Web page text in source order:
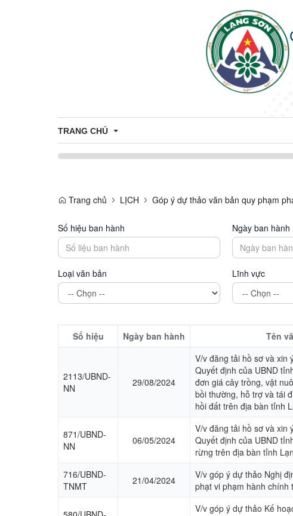
TRANG CHỦ
Thông tin chung
Trang chủ LỊCH Góp ý dự thảo văn bản quy phạm
Số hiệu ban hành Ngày ban hành
Loại văn bản
Lĩnh vực
Số hiệu Ngày ban hành Tên
2113/UBND-
NN
29/08/2024
V/v đăng tải hồ sơ và xin
Quyết định của UBND
đơn giá cây trồng, vật
bồi thường, hỗ trợ và tái
hồi đất trên địa bàn tỉnh
871/UBND-
NN
06/05/2024
V/v đăng tải hồ sơ và xin
Quyết định của UBND
rừng trên địa bàn tỉnh
716/UBND-
TNMT
21/04/2024
V/v góp ý dự thảo Nghị
phạt vi phạm hành chính
V/v góp ý dự thảo Kế